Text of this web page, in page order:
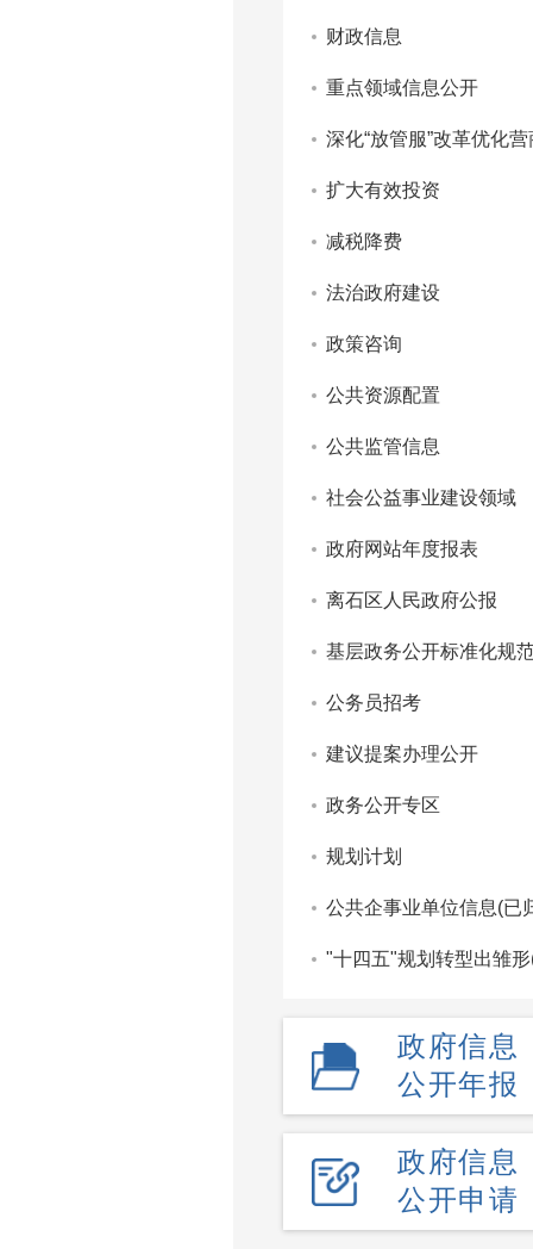
财政信息
重点领域信息公开
深化“放管服”改革优化
扩大有效投资
减税降费
法治政府建设
政策咨询
公共资源配置
公共监管信息
社会公益事业建设领域
政府网站年度报表
离石区人民政府公报
基层政务公开标准化规
公务员招考
建议提案办理公开
政务公开专区
规划计划
公共企事业单位信息(已
"十四五"规划转型出雏
政府信息
公开年报
政府信息
公开申请